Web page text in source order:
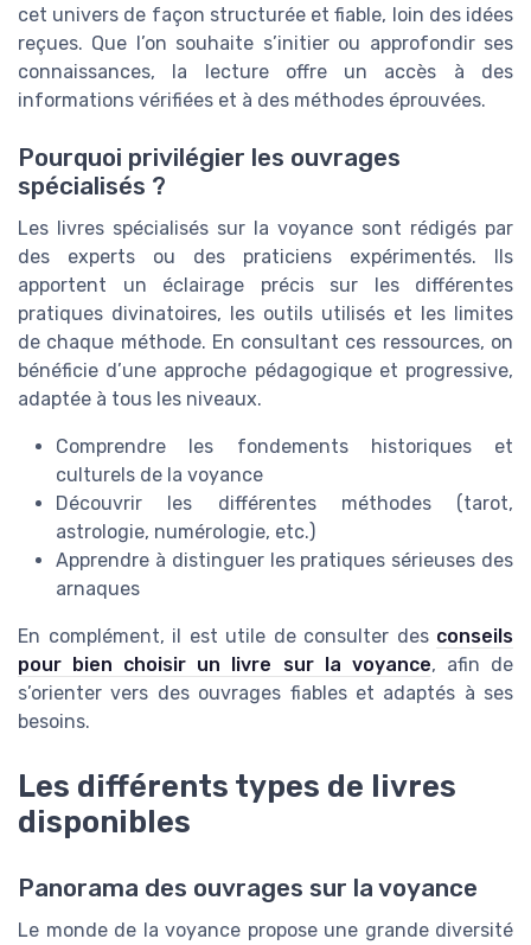
cet univers de façon structurée et fiable, loin des idées
reçues. Que l’on souhaite s’initier ou approfondir ses
connaissances, la lecture offre un accès à des
informations vérifiées et à des méthodes éprouvées.
Pourquoi privilégier les ouvrages
spécialisés ?
Les livres spécialisés sur la voyance sont rédigés par
des experts ou des praticiens expérimentés. Ils
apportent un éclairage précis sur les différentes
pratiques divinatoires, les outils utilisés et les limites
de chaque méthode. En consultant ces ressources, on
bénéficie d’une approche pédagogique et progressive,
adaptée à tous les niveaux.
Comprendre les fondements historiques et
culturels de la voyance
Découvrir les différentes méthodes (tarot,
astrologie, numérologie, etc.)
Apprendre à distinguer les pratiques sérieuses des
arnaques
En complément, il est utile de consulter des conseils
pour bien choisir un livre sur la voyance, afin de
s’orienter vers des ouvrages fiables et adaptés à ses
besoins.
Les différents types de livres
disponibles
Panorama des ouvrages sur la voyance
Le monde de la voyance propose une grande diversité